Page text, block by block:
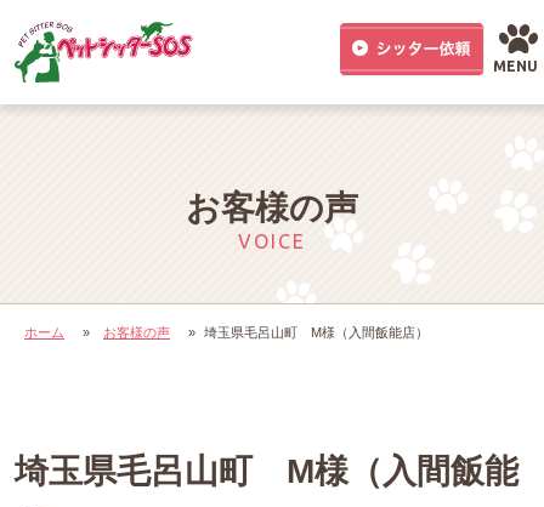
MENU
お客様の声
VOICE
ホーム » お客様の声 » 埼玉県毛呂山町 M様（入間飯能店）
埼玉県毛呂山町 M様（入間飯能